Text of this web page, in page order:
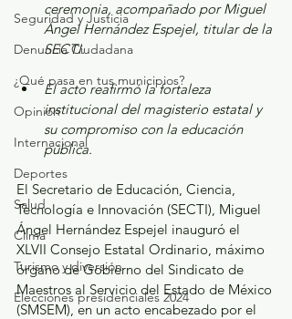
Seguridad y Justicia
Denuncia Ciudadana
¿Qué pasa en tus municipios?
Opinión
Internacional
Deportes
Salud
Clima
Turismo y diversión
Elecciones presidenciales 2024
ceremonia, acompañado por Miguel
Ángel Hernández Espejel, titular de la
SECTI.
El acto reafirmó la fortaleza
institucional del magisterio estatal y
su compromiso con la educación
pública.
El Secretario de Educación, Ciencia,
Tecnología e Innovación (SECTI), Miguel
Ángel Hernández Espejel inauguró el
XLVII Consejo Estatal Ordinario, máximo
órgano de Gobierno del Sindicato de
Maestros al Servicio del Estado de México
(SMSEM), en un acto encabezado por el